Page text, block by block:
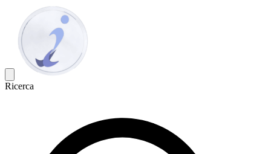
Ricerca